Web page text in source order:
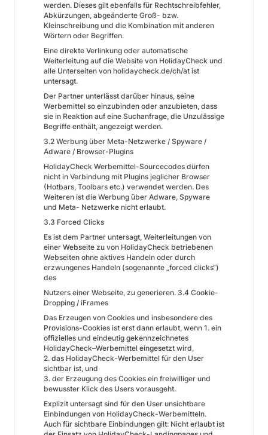
werden. Dieses gilt ebenfalls für Rechtschreibfehler,
Abkürzungen, abgeänderte Groß- bzw.
Kleinschreibung und die Kombination mit anderen
Wörtern oder Begriffen.
Eine direkte Verlinkung oder automatische
Weiterleitung auf die Website von HolidayCheck und
alle Unterseiten von holidaycheck.de/ch/at ist
untersagt.
Der Partner unterlässt darüber hinaus, seine
Werbemittel so einzubinden oder anzubieten, dass
sie in Reaktion auf eine Suchanfrage, die Unzulässige
Begriffe enthält, angezeigt werden.
3.2 Werbung über Meta-Netzwerke / Spyware /
Adware / Browser-Plugins
HolidayCheck Werbemittel-Sourcecodes dürfen
nicht in Verbindung mit Plugins jeglicher Browser
(Hotbars, Toolbars etc.) verwendet werden. Des
Weiteren ist die Werbung über Adware, Spyware
und Meta- Netzwerke nicht erlaubt.
3.3 Forced Clicks
Es ist dem Partner untersagt, Weiterleitungen von
einer Webseite zu von HolidayCheck betriebenen
Webseiten ohne aktives Handeln oder durch
erzwungenes Handeln (sogenannte „forced clicks“)
des
Nutzers einer Webseite, zu generieren. 3.4 Cookie-
Dropping / iFrames
Das Erzeugen von Cookies und insbesondere des
Provisions-Cookies ist erst dann erlaubt, wenn 1. ein
offizielles und eindeutig gekennzeichnetes
HolidayCheck–Werbemittel eingesetzt wird,
2. das HolidayCheck-Werbemittel für den User
sichtbar ist, und
3. der Erzeugung des Cookies ein freiwilliger und
bewusster Klick des Users vorausgeht.
Explizit untersagt sind für den User unsichtbare
Einbindungen von HolidayCheck-Werbemitteln.
Auch für sichtbare Einbindungen gilt: Nicht erlaubt ist